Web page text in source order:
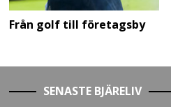
Från golf till företagsby
SENASTE BJÄRELIV